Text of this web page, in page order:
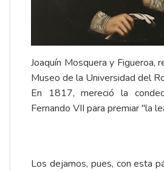
Joaquín Mosquera y Figueroa,
Museo de la Universidad del
En 1817, mereció la
Fernando VII para premiar "la
Los dejamos, pues, con esta